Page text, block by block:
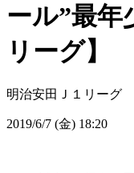
ール”最年
リーグ】
明治安田Ｊ１リーグ
2019/6/7 (金) 18:20